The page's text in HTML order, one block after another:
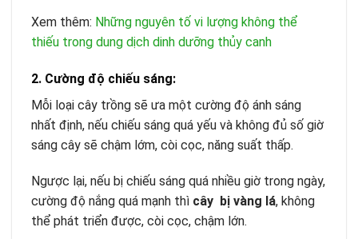
Xem thêm: Những nguyên tố vi lượng không thể
thiếu trong dung dịch dinh dưỡng thủy canh
2. Cường độ chiếu sáng:
Mỗi loại cây trồng sẽ ưa một cường độ ánh sáng
nhất định, nếu chiếu sáng quá yếu và không đủ số giờ
sáng cây sẽ chậm lớm, còi cọc, năng suất thấp.
Ngược lại, nếu bị chiếu sáng quá nhiều giờ trong ngày,
cường độ nắng quá mạnh thì cây bị vàng lá, không
thể phát triển được, còi cọc, chậm lớn.